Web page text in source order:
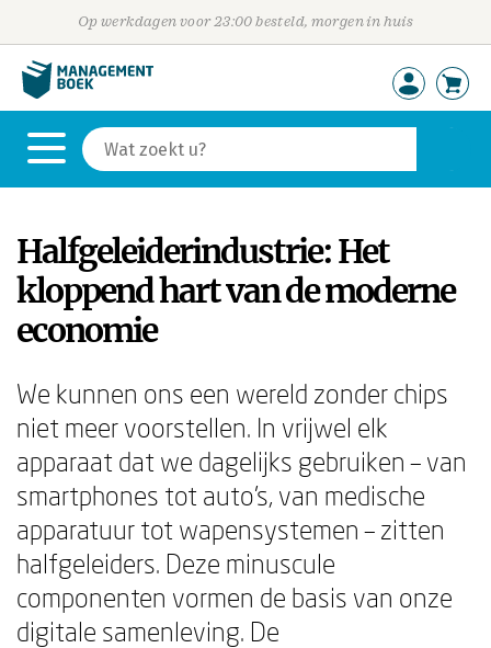
Op werkdagen voor 23:00 besteld, morgen in huis
Halfgeleiderindustrie: Het
kloppend hart van de moderne
economie
We kunnen ons een wereld zonder chips
niet meer voorstellen. In vrijwel elk
apparaat dat we dagelijks gebruiken – van
smartphones tot auto's, van medische
apparatuur tot wapensystemen – zitten
halfgeleiders. Deze minuscule
componenten vormen de basis van onze
digitale samenleving. De